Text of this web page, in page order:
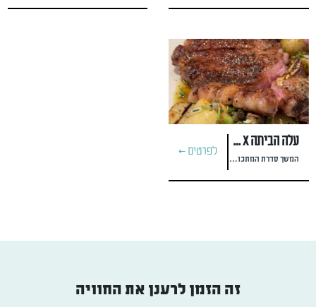
עלה הביתה x מסעדת חוות צוק
המשך סדרת המתכונים עם השף אסף שנער | עצמאות
לפרטים >
זה הזמן לרענן את החוויה